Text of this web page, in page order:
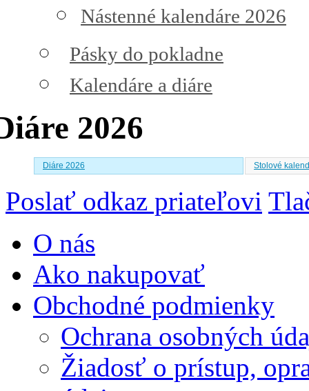
Nástenné kalendáre 2026
Pásky do pokladne
Kalendáre a diáre
2026
Diáre 2026 Stolové
Poslať odkaz priateľovi
O nás
Ako nakupovať
Obchodné podmienky
Ochrana osobných
Žiadosť o prístup,